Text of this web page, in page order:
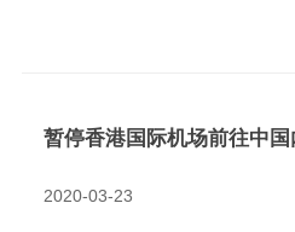
暂停香港国际机场前往中
2020-03-23